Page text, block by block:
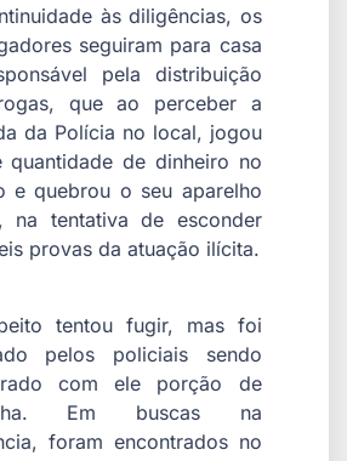
às diligências, os
seguiram para casa
pela distribuição
que ao perceber a
da Polícia no local, jogou
quantidade de dinheiro no
e quebrou o seu aparelho
na tentativa de esconder
provas da atuação ilícita.
tentou fugir, mas foi
pelos policiais sendo
com ele porção de
Em buscas na
foram encontrados no